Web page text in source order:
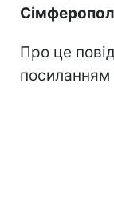
Про це
посиланням